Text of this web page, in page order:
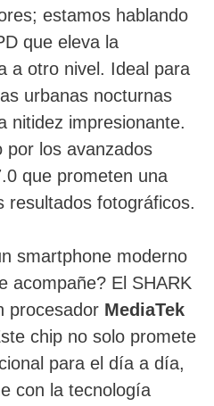
estamos hablando
que eleva la
a otro nivel. Ideal para
urbanas nocturnas
nitidez impresionante.
por los avanzados
que prometen una
resultados fotográficos.
smartphone moderno
acompañe? El SHARK
procesador MediaTek
chip no solo promete
para el día a día,
con la tecnología